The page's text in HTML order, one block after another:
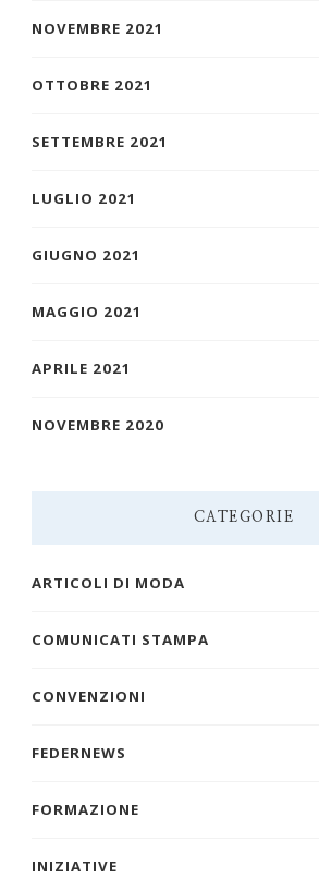
NOVEMBRE 2021
OTTOBRE 2021
SETTEMBRE 2021
LUGLIO 2021
GIUGNO 2021
MAGGIO 2021
APRILE 2021
NOVEMBRE 2020
CATEGORIE
ARTICOLI DI MODA
COMUNICATI STAMPA
CONVENZIONI
FEDERNEWS
FORMAZIONE
INIZIATIVE